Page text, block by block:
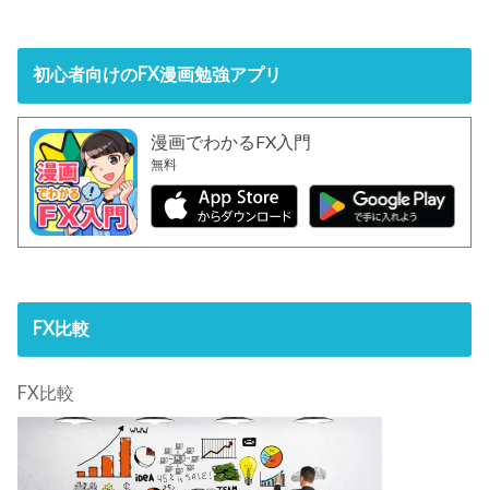
初心者向けのFX漫画勉強アプリ
漫画でわかるFX入門
無料
FX比較
FX比較